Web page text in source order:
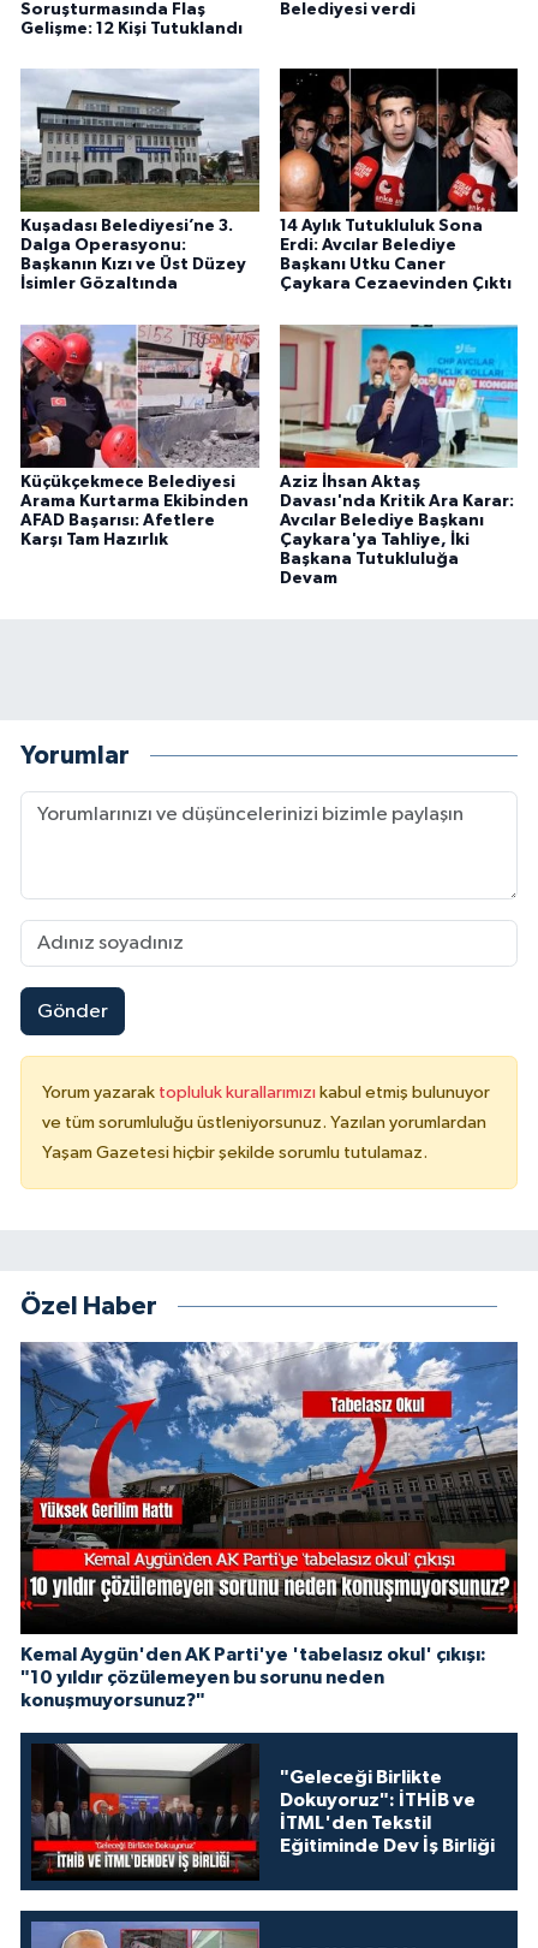
Soruşturmasında Flaş
Gelişme: 12 Kişi Tutuklandı
Belediyesi verdi
Kuşadası Belediyesi’ne 3.
Dalga Operasyonu:
Başkanın Kızı ve Üst Düzey
İsimler Gözaltında
14 Aylık Tutukluluk Sona
Erdi: Avcılar Belediye
Başkanı Utku Caner
Çaykara Cezaevinden Çıktı
Küçükçekmece Belediyesi
Arama Kurtarma Ekibinden
AFAD Başarısı: Afetlere
Karşı Tam Hazırlık
Aziz İhsan Aktaş
Davası'nda Kritik Ara Karar:
Avcılar Belediye Başkanı
Çaykara'ya Tahliye, İki
Başkana Tutukluluğa
Devam
Yorumlar
Gönder
Yorum yazarak topluluk kurallarımızı kabul etmiş bulunuyor
ve tüm sorumluluğu üstleniyorsunuz. Yazılan yorumlardan
Yaşam Gazetesi hiçbir şekilde sorumlu tutulamaz.
Özel Haber
Kemal Aygün'den AK Parti'ye 'tabelasız okul' çıkışı:
"10 yıldır çözülemeyen bu sorunu neden
konuşmuyorsunuz?"
"Geleceği Birlikte
Dokuyoruz": İTHİB ve
İTML'den Tekstil
Eğitiminde Dev İş Birliği